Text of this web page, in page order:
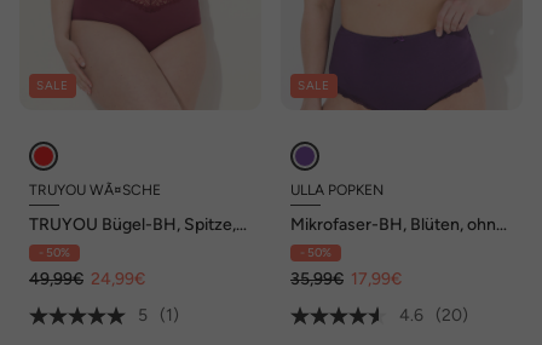
SALE
TRUYOU WÃ¤SCHE
TRUYOU Bügel-BH, Spitze,
Softcups, Cup B - E
- 50%
49,99€ 24,99€
5
(1)
SALE
ULLA POPKEN
Mikrofaser-BH, Blüten, ohne
Bügel, Cup C - E
- 50%
35,99€ 17,99€
4.6
(20)